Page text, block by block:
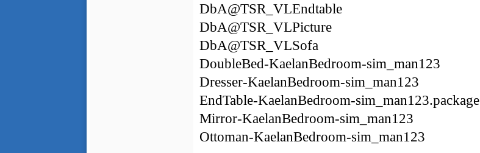
DbA@TSR_VLEndtable
DbA@TSR_VLPicture
DbA@TSR_VLSofa
DoubleBed-KaelanBedroom-sim_man123
Dresser-KaelanBedroom-sim_man123
EndTable-KaelanBedroom-sim_man123.package
Mirror-KaelanBedroom-sim_man123
Ottoman-KaelanBedroom-sim_man123